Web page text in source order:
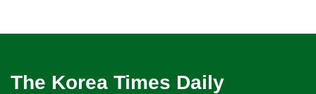
The Korea Times Daily